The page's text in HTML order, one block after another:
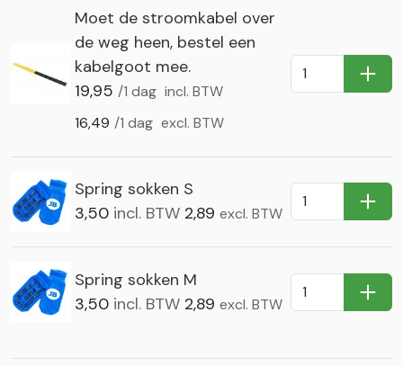
Moet de stroomkabel over
de weg heen, bestel een
kabelgoot mee.
19,95 /1 dag incl. BTW
16,49 /1 dag excl. BTW
In
Spring sokken S
3,50 incl. BTW 2,89 excl. BTW In
Spring sokken M
3,50 incl. BTW 2,89 excl. BTW In